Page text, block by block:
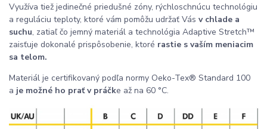
Využíva tiež jedinečné priedušné zóny, rýchloschnúcu technológiu
a reguláciu teploty, ktoré vám pomôžu udržať Vás v chlade a
suchu, zatiaľ čo jemný materiál a technológia Adaptive Stretch™
zaisťuje dokonalé prispôsobenie, ktoré rastie s vaším meniacim
sa telom.
Materiál je certifikovaný podľa normy Oeko-Tex® Standard 100
a je možné ho prať v práčke až na 60 °C.